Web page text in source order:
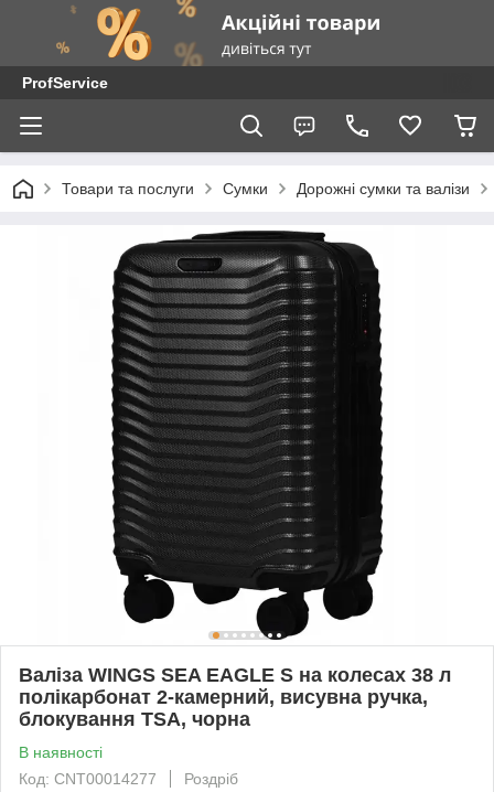
ProfService
Товари та послуги Сумки Дорожні сумки та валізи
Валіза WINGS SEA EAGLE S на колесах 38 л
полікарбонат 2-камерний, висувна ручка,
блокування TSA, чорна
В наявності
Код: CNT00014277
Роздріб